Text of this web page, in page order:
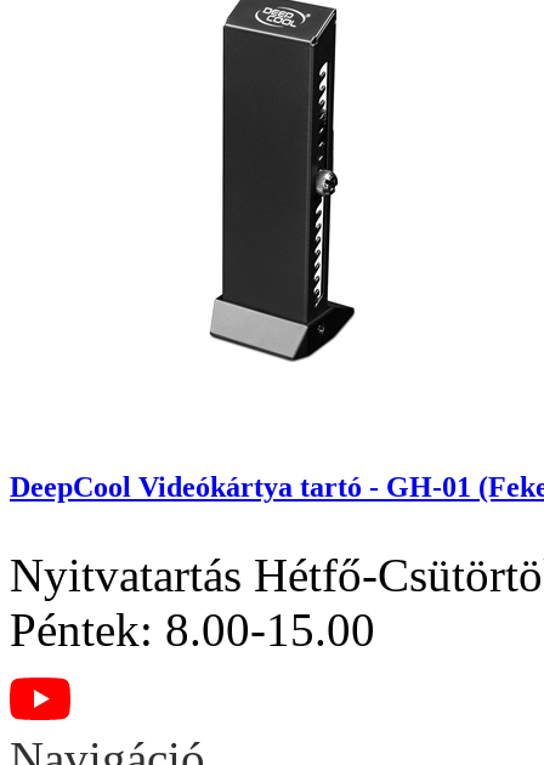
DeepCool Videókártya tartó - GH-01
Nyitvatartás Hétfő-
Péntek: 8.00-15.00